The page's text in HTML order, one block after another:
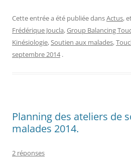
Cette entrée a été publiée dansActus,
Frédérique Joucla,Group Balancing
Kinésiologie,Soutien aux malades,
septembre 2014 .
Planning des ateliers de
malades 2014.
2 réponses